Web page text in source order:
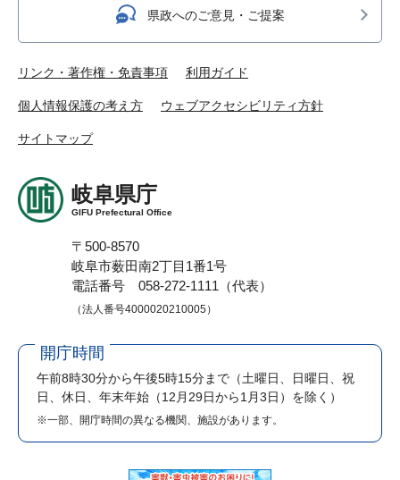
県政へのご意見・ご提案
リンク・著作権・免責事項 利用ガイド
個人情報保護の考え方 ウェブアクセシビリティ方針
サイトマップ
岐阜県庁
GIFU Prefectural Office
〒500-8570
岐阜市薮田南2丁目1番1号
電話番号 058-272-1111（代表）
（法人番号4000020210005）
開庁時間
午前8時30分から午後5時15分まで （土曜日、日曜日、祝
日、休日、年末年始（12月29日から1月3日）を除く）
※一部、開庁時間の異なる機関、施設があります。